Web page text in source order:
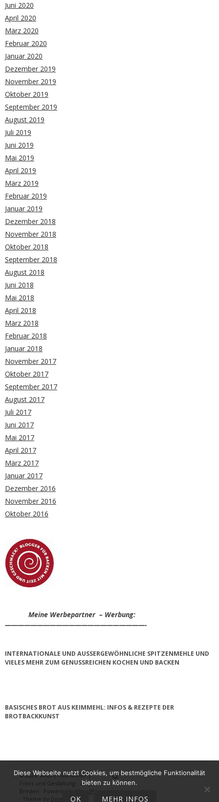
Juni 2020
April 2020
März 2020
Februar 2020
Januar 2020
Dezember 2019
November 2019
Oktober 2019
September 2019
August 2019
Juli 2019
Juni 2019
Mai 2019
April 2019
März 2019
Februar 2019
Januar 2019
Dezember 2018
November 2018
Oktober 2018
September 2018
August 2018
Juni 2018
Mai 2018
April 2018
März 2018
Februar 2018
Januar 2018
November 2017
Oktober 2017
September 2017
August 2017
Juli 2017
Juni 2017
Mai 2017
April 2017
März 2017
Januar 2017
Dezember 2016
November 2016
Oktober 2016
Meine Werbepartner – Werbung:
——————————————————————-
INTERNATIONALE UND AUSSERGEWÖHNLICHE SPITZENMEHLE UND V
IELES MEHR ZUM GENUSSREICHEN KOCHEN UND BACKEN
BASISCHES BROT AUS KEIMMEHL: INFOS & REZEPTE DER
BROTBACKKUNST
© 2026André Hilbrunner |
Fotos und Gestaltung - Antje
Breden
Powered by
WordPress
Theme by DinevThemes
Diese Webseite nutzt Cookies, um bestmögliche Funktionalität
bieten zu können.
OK MEHR INFOS